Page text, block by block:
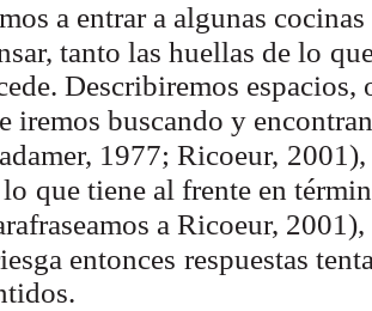
a entrar a algunas
tanto las huellas de lo
Describiremos
iremos buscando y
1977; Ricoeur, 2001),
que tiene al frente en
a Ricoeur, 2001),
entonces respuestas